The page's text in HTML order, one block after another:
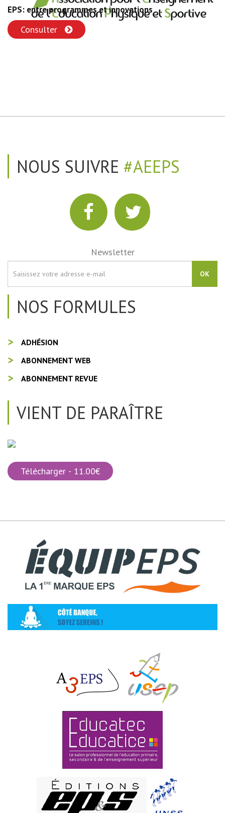
EPS: entre programmes et innovations
Consulter
NOUS SUIVRE #AEEPS
Newsletter
OK
NOS FORMULES
ADHÉSION
ABONNEMENT WEB
ABONNEMENT REVUE
VIENT DE PARAÎTRE
Télécharger - 11.00€